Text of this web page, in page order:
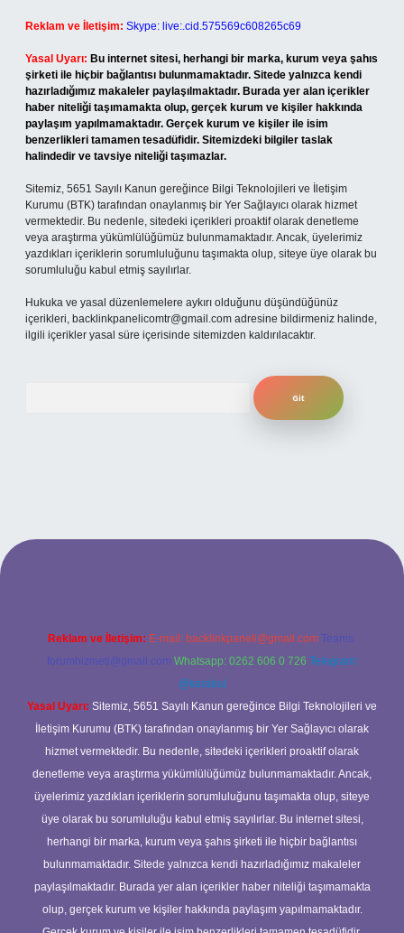
Reklam ve İletişim: Skype: live:.cid.575569c608265c69
Yasal Uyarı: Bu internet sitesi, herhangi bir marka, kurum veya şahıs
şirketi ile hiçbir bağlantısı bulunmamaktadır. Sitede yalnızca kendi
hazırladığımız makaleler paylaşılmaktadır. Burada yer alan içerikler
haber niteliği taşımamakta olup, gerçek kurum ve kişiler hakkında
paylaşım yapılmamaktadır. Gerçek kurum ve kişiler ile isim
benzerlikleri tamamen tesadüfidir. Sitemizdeki bilgiler taslak
halindedir ve tavsiye niteliği taşımazlar.
Sitemiz, 5651 Sayılı Kanun gereğince Bilgi Teknolojileri ve İletişim
Kurumu (BTK) tarafından onaylanmış bir Yer Sağlayıcı olarak hizmet
vermektedir. Bu nedenle, sitedeki içerikleri proaktif olarak denetleme
veya araştırma yükümlülüğümüz bulunmamaktadır. Ancak, üyelerimiz
yazdıkları içeriklerin sorumluluğunu taşımakta olup, siteye üye olarak bu
sorumluluğu kabul etmiş sayılırlar.
Hukuka ve yasal düzenlemelere aykırı olduğunu düşündüğünüz
içerikleri, backlinkpanelicomtr@gmail.com adresine bildirmeniz halinde,
ilgili içerikler yasal süre içerisinde sitemizden kaldırılacaktır.
giriş
Reklam ve İletişim: E-mail: backlinkpaneli@gmail.com Teams:
forumhizmeti@gmail.com Whatsapp: 0262 606 0 726 Telegram:
@karabul
Yasal Uyarı: Sitemiz, 5651 Sayılı Kanun gereğince Bilgi Teknolojileri ve
İletişim Kurumu (BTK) tarafından onaylanmış bir Yer Sağlayıcı olarak
hizmet vermektedir. Bu nedenle, sitedeki içerikleri proaktif olarak
denetleme veya araştırma yükümlülüğümüz bulunmamaktadır. Ancak,
üyelerimiz yazdıkları içeriklerin sorumluluğunu taşımakta olup, siteye
üye olarak bu sorumluluğu kabul etmiş sayılırlar. Bu internet sitesi,
herhangi bir marka, kurum veya şahıs şirketi ile hiçbir bağlantısı
bulunmamaktadır. Sitede yalnızca kendi hazırladığımız makaleler
paylaşılmaktadır. Burada yer alan içerikler haber niteliği taşımamakta
olup, gerçek kurum ve kişiler hakkında paylaşım yapılmamaktadır.